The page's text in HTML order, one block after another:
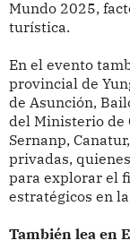
Mundo 2025,
turística.
En el evento
provincial de
de Asunción,
del Ministerio de
Sernanp,
privadas,
para explorar el
estratégicos en
También lea en